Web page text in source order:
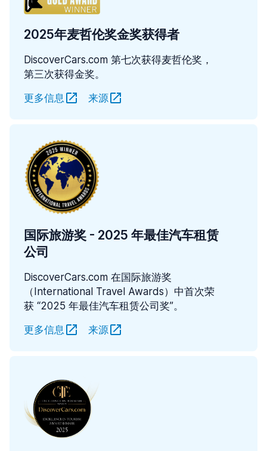
2025年麦哲伦奖金奖获得者
DiscoverCars.com 第七次获得麦哲伦奖，
第三次获得金奖。
更多信息
来源
国际旅游奖 - 2025 年最佳汽车租赁
公司
DiscoverCars.com 在国际旅游奖
（International Travel Awards）中首次荣
获 “2025 年最佳汽车租赁公司奖”。
更多信息
来源